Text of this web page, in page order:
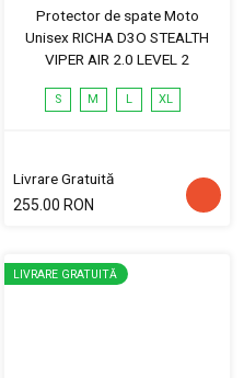
Protector de spate Moto
Unisex RICHA D3O STEALTH
VIPER AIR 2.0 LEVEL 2
S M L XL
Livrare Gratuită
255.00 RON
LIVRARE GRATUITĂ